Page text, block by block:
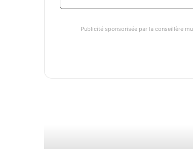
Publicité sponsorisée par la conseillère